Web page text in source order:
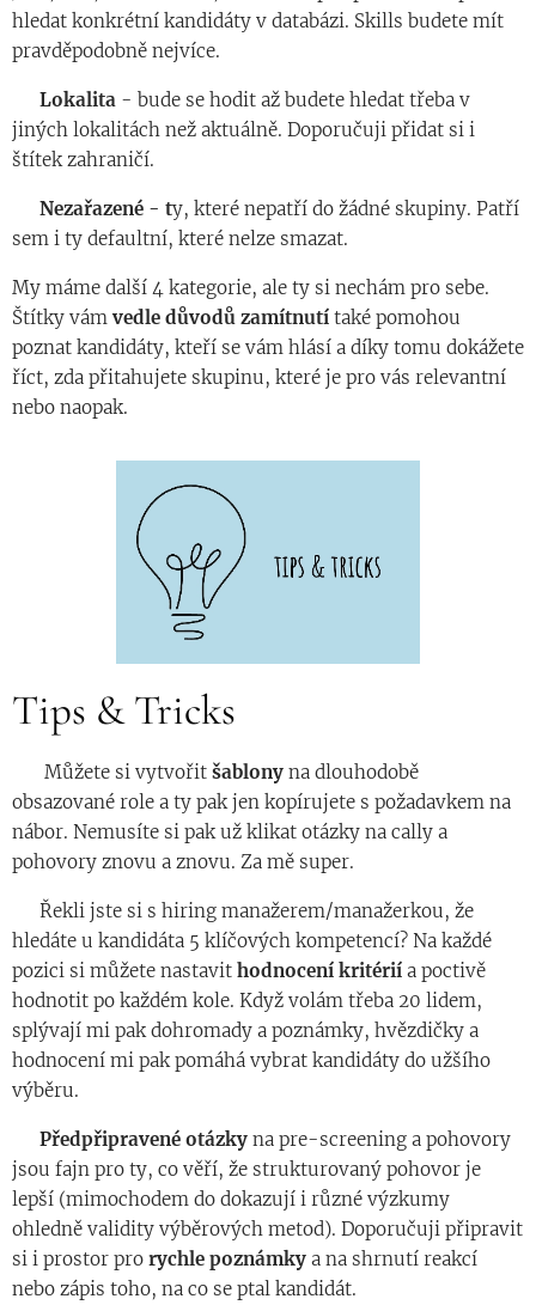
hledat konkrétní kandidáty v databázi. Skills budete mít
pravděpodobně nejvíce.
Lokalita - bude se hodit až budete hledat třeba v
jiných lokalitách než aktuálně. Doporučuji přidat si i
štítek zahraničí.
Nezařazené - ty, které nepatří do žádné skupiny. Patří
sem i ty defaultní, které nelze smazat.
My máme další 4 kategorie, ale ty si nechám pro sebe. 😊
Štítky vám vedle důvodů zamítnutí také pomohou
poznat kandidáty, kteří se vám hlásí a díky tomu dokážete
říct, zda přitahujete skupinu, které je pro vás relevantní
nebo naopak.
Tips & Tricks
◾️ Můžete si vytvořit šablony na dlouhodobě
obsazované role a ty pak jen kopírujete s požadavkem na
nábor. Nemusíte si pak už klikat otázky na cally a
pohovory znovu a znovu. Za mě super.
◾️ Řekli jste si s hiring manažerem/manažerkou, že
hledáte u kandidáta 5 klíčových kompetencí? Na každé
pozici si můžete nastavit hodnocení kritérií a poctivě
hodnotit po každém kole. Když volám třeba 20 lidem,
splývají mi pak dohromady a poznámky, hvězdičky a
hodnocení mi pak pomáhá vybrat kandidáty do užšího
výběru.
Předpřipravené otázky na pre-screening a pohovory
jsou fajn pro ty, co věří, že strukturovaný pohovor je
lepší (mimochodem do dokazují i různé výzkumy
ohledně validity výběrových metod). Doporučuji připravit
si i prostor pro rychle poznámky a na shrnutí reakcí
nebo zápis toho, na co se ptal kandidát.